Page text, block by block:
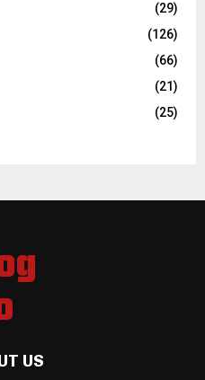
(29)
(126)
(66)
(21)
(25)
US